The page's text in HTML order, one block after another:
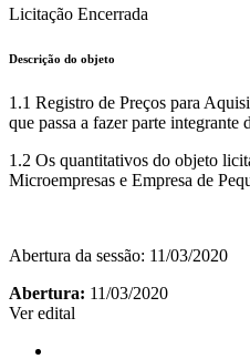
Licitação Encerrada
Descrição do objeto
1.1 Registro de Preços para
que passa a fazer parte integrante
1.2 Os quantitativos do objeto
Microempresas e Empresa de
Abertura da sessão: 11/03/2020
Abertura: 11/03/2020
Ver edital